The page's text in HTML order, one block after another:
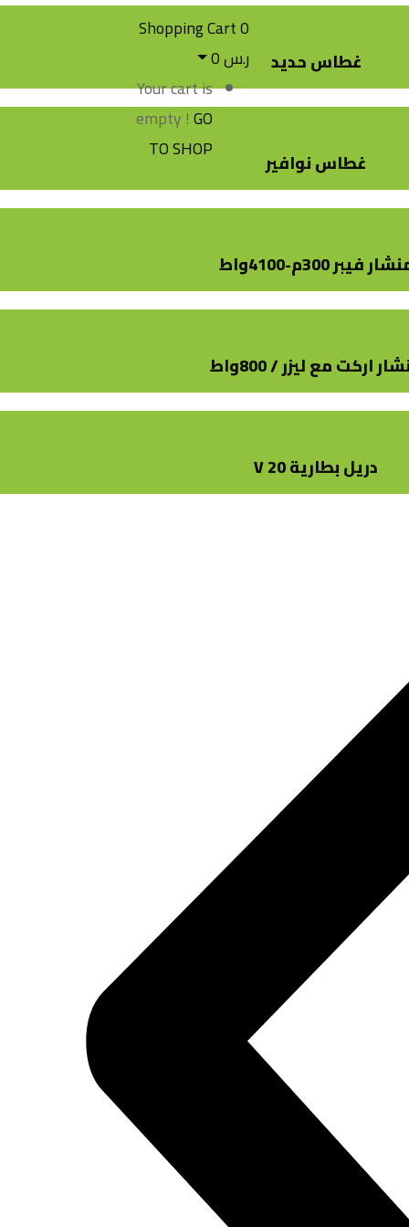
غطاس حديد
غطاس نوافير
فيبر 300م-4100واط
اركت مع ليزر / 800واط
دريل بطارية 20 V
0
Shopping Cart
ر.س0
Your cart is
empty !GO
TO SHOP